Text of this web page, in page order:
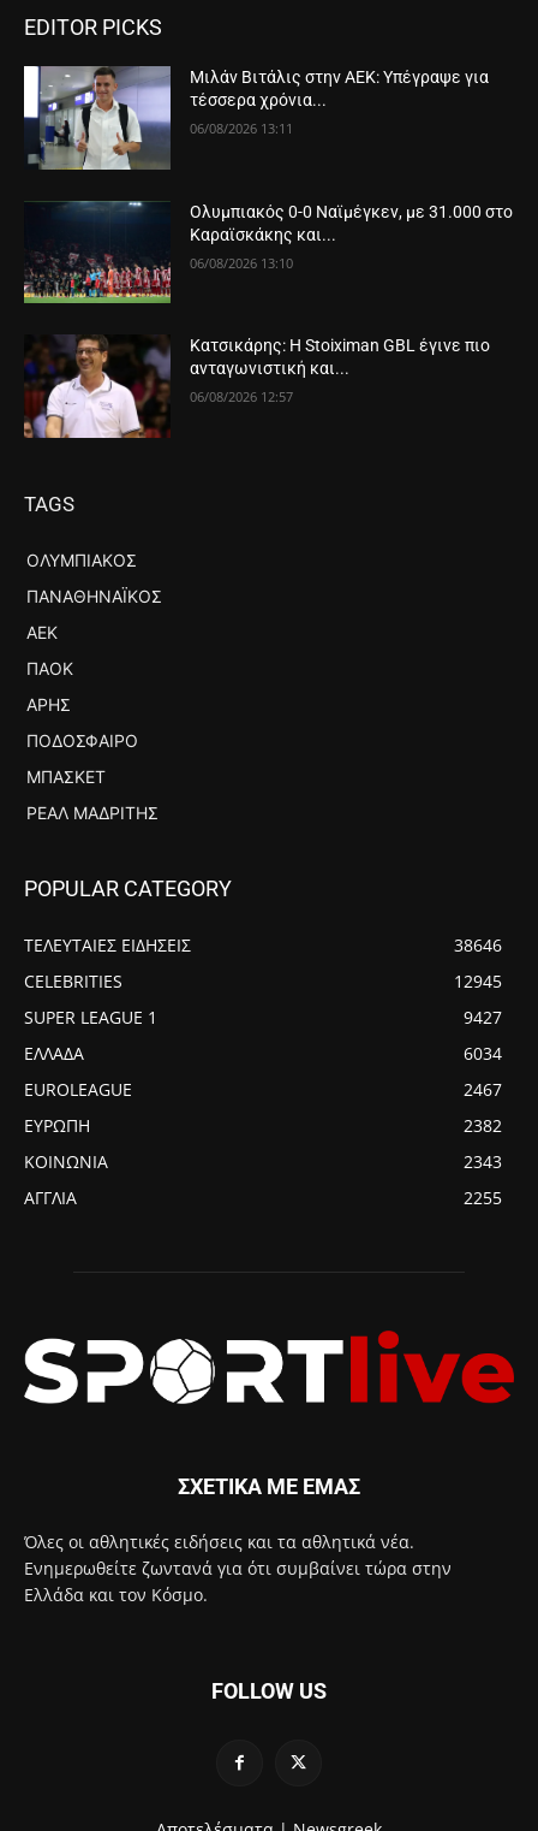
EDITOR PICKS
Μιλάν Βιτάλις στην ΑΕΚ: Υπέγραψε για
τέσσερα χρόνια...
06/08/2026 13:11
Ολυμπιακός 0-0 Ναϊμέγκεν, με 31.000 στο
Καραϊσκάκης και...
06/08/2026 13:10
Κατσικάρης: Η Stoiximan GBL έγινε πιο
ανταγωνιστική και...
06/08/2026 12:57
TAGS
ΟΛΥΜΠΙΑΚΌΣ
ΠΑΝΑΘΗΝΑΪΚΌΣ
ΑΕΚ
ΠΑΟΚ
ΆΡΗΣ
ΠΟΔΌΣΦΑΙΡΟ
ΜΠΆΣΚΕΤ
ΡΕΆΛ ΜΑΔΡΊΤΗΣ
POPULAR CATEGORY
ΤΕΛΕΥΤΑΙΕΣ ΕΙΔΗΣΕΙΣ
38646
CELEBRITIES
12945
SUPER LEAGUE 1
9427
ΕΛΛΑΔΑ
6034
EUROLEAGUE
2467
ΕΥΡΩΠΗ
2382
ΚΟΙΝΩΝΙΑ
2343
ΑΓΓΛΙΑ
2255
ΣΧΕΤΙΚΑ ΜΕ ΕΜΑΣ
Όλες οι αθλητικές ειδήσεις και τα αθλητικά νέα.
Ενημερωθείτε ζωντανά για ότι συμβαίνει τώρα στην
Ελλάδα και τον Κόσμο.
FOLLOW US